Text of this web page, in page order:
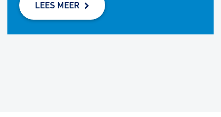
LEES MEER